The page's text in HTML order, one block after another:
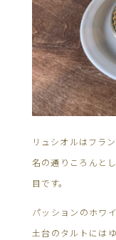
リュシオルはフラ
名の通りころんと
目です。
パッションのホワ
土台のタルトには